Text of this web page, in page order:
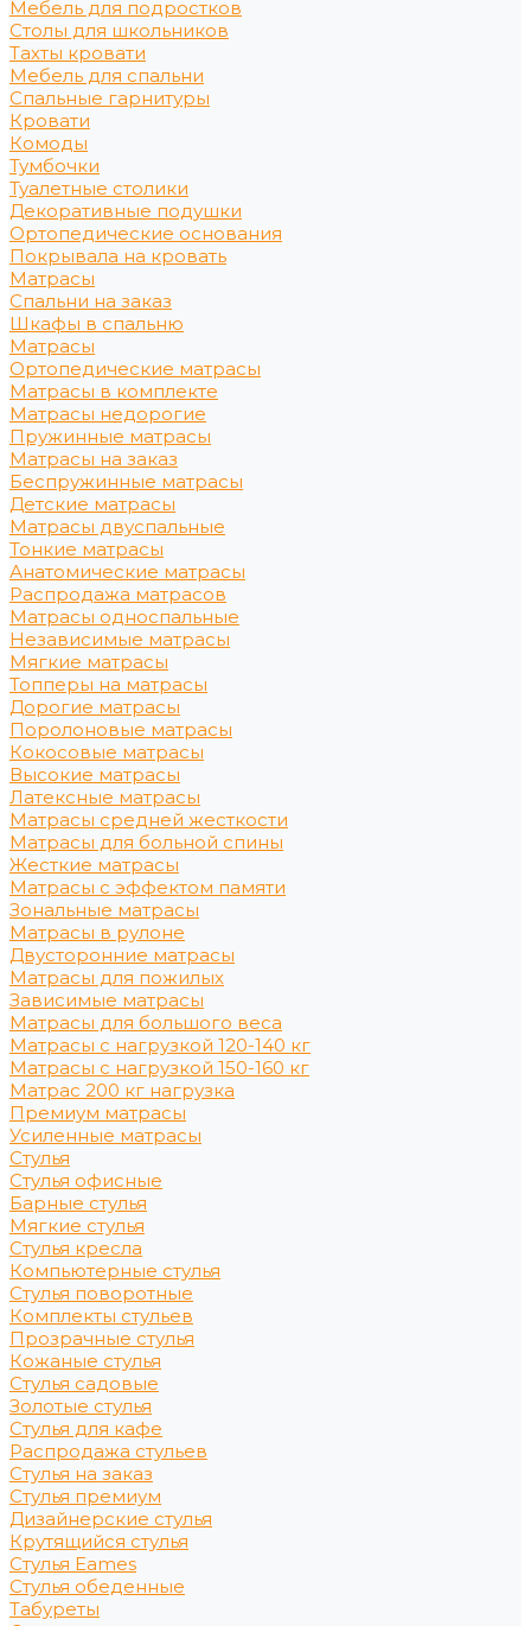
Мебель для подростков
Столы для школьников
Тахты кровати
Мебель для спальни
Спальные гарнитуры
Кровати
Комоды
Тумбочки
Туалетные столики
Декоративные подушки
Ортопедические основания
Покрывала на кровать
Матрасы
Спальни на заказ
Шкафы в спальню
Матрасы
Ортопедические матрасы
Матрасы в комплекте
Матрасы недорогие
Пружинные матрасы
Матрасы на заказ
Беспружинные матрасы
Детские матрасы
Матрасы двуспальные
Тонкие матрасы
Анатомические матрасы
Распродажа матрасов
Матрасы односпальные
Независимые матрасы
Мягкие матрасы
Топперы на матрасы
Дорогие матрасы
Поролоновые матрасы
Кокосовые матрасы
Высокие матрасы
Латексные матрасы
Матрасы средней жесткости
Матрасы для больной спины
Жесткие матрасы
Матрасы с эффектом памяти
Зональные матрасы
Матрасы в рулоне
Двусторонние матрасы
Матрасы для пожилых
Зависимые матрасы
Матрасы для большого веса
Матрасы с нагрузкой 120-140 кг
Матрасы с нагрузкой 150-160 кг
Матрас 200 кг нагрузка
Премиум матрасы
Усиленные матрасы
Стулья
Стулья офисные
Барные стулья
Мягкие стулья
Стулья кресла
Компьютерные стулья
Стулья поворотные
Комплекты стульев
Прозрачные стулья
Кожаные стулья
Стулья садовые
Золотые стулья
Стулья для кафе
Распродажа стульев
Стулья на заказ
Стулья премиум
Дизайнерские стулья
Крутящийся стулья
Стулья Eames
Стулья обеденные
Табуреты